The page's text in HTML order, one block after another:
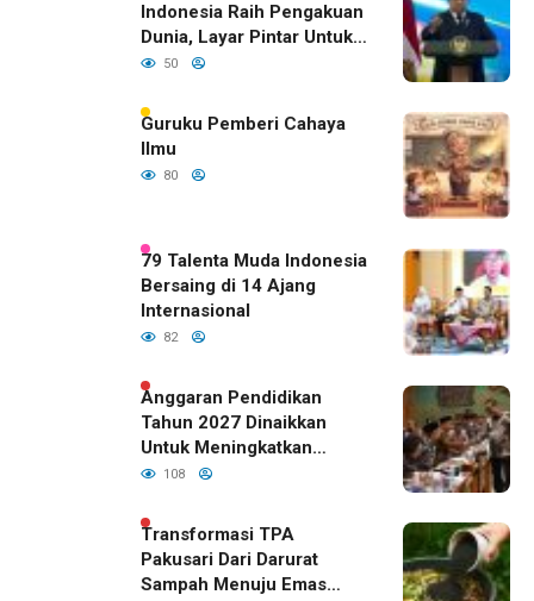
Indonesia Raih Pengakuan
Dunia, Layar Pintar Untuk
Semua Siswa
50
Guruku Pemberi Cahaya
Ilmu
80
79 Talenta Muda Indonesia
Bersaing di 14 Ajang
Internasional
82
Anggaran Pendidikan
Tahun 2027 Dinaikkan
Untuk Meningkatkan
Kualitas Anak Bangsa,
RI
108
Transformasi TPA
Pakusari Dari Darurat
Sampah Menuju Emas